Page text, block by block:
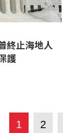
終止海地人
護
1 2